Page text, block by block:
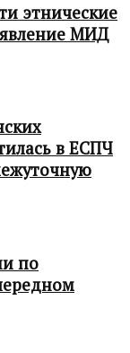
этнические
МИД
в ЕСПЧ
по